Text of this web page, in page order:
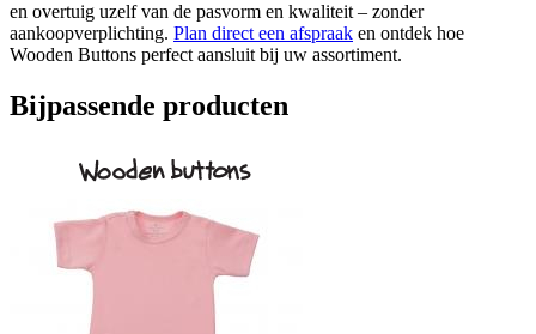
en overtuig uzelf van de pasvorm en kwaliteit – zonder
aankoopverplichting. Plan direct een afspraak en ontdek hoe
Wooden Buttons perfect aansluit bij uw assortiment.
Bijpassende producten